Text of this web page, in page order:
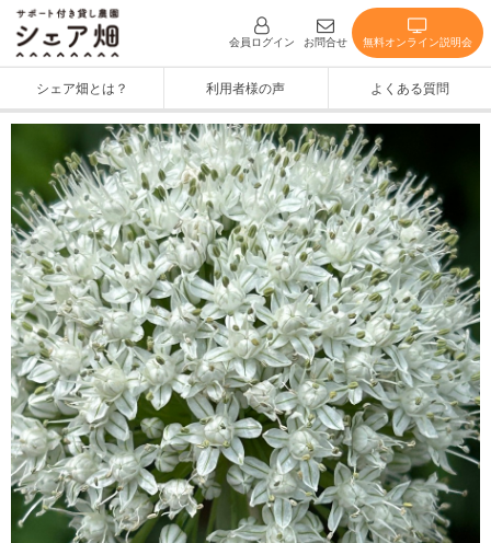
会員ログイン お問合せ 無料オンライン説明会
シェア畑とは？ 利用者様の声 よくある質問